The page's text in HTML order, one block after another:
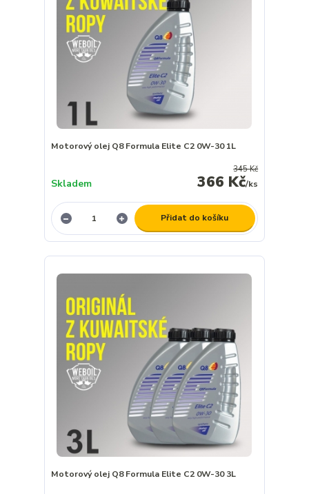
Motorový olej Q8 Formula Elite C2 0W-30 1L
345 Kč
366 Kč/ks
Skladem
Přidat do košíku
Motorový olej Q8 Formula Elite C2 0W-30 3L